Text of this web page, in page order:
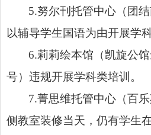
5.努尔刊托管中心（团
以辅导学生国语为由开展学
6.莉莉绘本馆（凯旋公
号）违规开展学科类培训。
7.菁思维托管中心（百
侧教室装修当天，仍有学生